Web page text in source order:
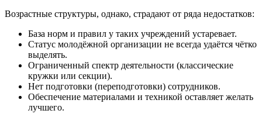
Возрастные структуры, однако, страдают от ряда недостатков:
База норм и правил у таких учреждений устаревает.
Статус молодёжной организации не всегда удаётся чётко
выделять.
Ограниченный спектр деятельности (классические
кружки или секции).
Нет подготовки (переподготовки) сотрудников.
Обеспечение материалами и техникой оставляет желать
лучшего.